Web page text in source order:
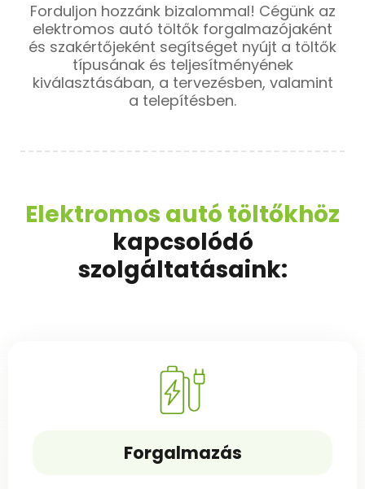
Forduljon hozzánk bizalommal! Cégünk az
elektromos autó töltők forgalmazójaként
és szakértőjeként segítséget nyújt a töltők
típusának és teljesítményének
kiválasztásában, a tervezésben, valamint
a telepítésben.
Elektromos autó töltőkhöz
kapcsolódó
szolgáltatásaink:
Forgalmazás